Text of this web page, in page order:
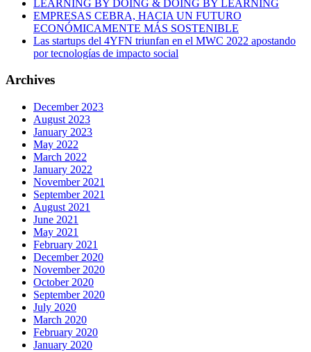
LEARNING BY DOING & DOING BY LEARNING
EMPRESAS CEBRA, HACIA UN FUTURO
ECONÓMICAMENTE MÁS SOSTENIBLE
Las startups del 4YFN triunfan en el MWC 2022 apostando
por tecnologías de impacto social
Archives
December 2023
August 2023
January 2023
May 2022
March 2022
January 2022
November 2021
September 2021
August 2021
June 2021
May 2021
February 2021
December 2020
November 2020
October 2020
September 2020
July 2020
March 2020
February 2020
January 2020